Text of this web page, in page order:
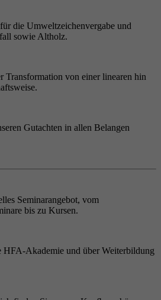
die Umweltzeichenvergabe und
sowie Altholz.
Transformation von einer linearen hin
Gutachten in allen Belangen
Seminarangebot, vom
bis zu Kursen.
HFA-Akademie und über Weiterbildung